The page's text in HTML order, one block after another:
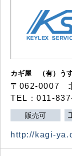
カギ屋 （有）う
〒062-0007
TEL：011-
販売可
http://kagi-